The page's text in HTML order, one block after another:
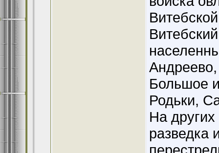
Большое
Родьки,
На
разведка